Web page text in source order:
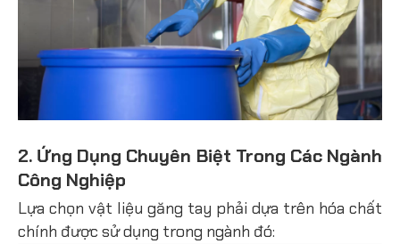
2. Ứng Dụng Chuyên Biệt Trong Các Ngành
Công Nghiệp
Lựa chọn vật liệu găng tay phải dựa trên hóa chất
chính được sử dụng trong ngành đó: